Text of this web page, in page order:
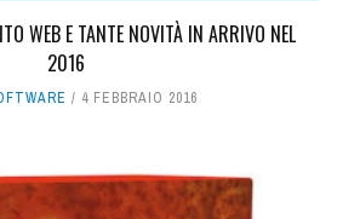
WEB E TANTE NOVITÀ IN ARRIVO NEL
2016
4 FEBBRAIO 2016